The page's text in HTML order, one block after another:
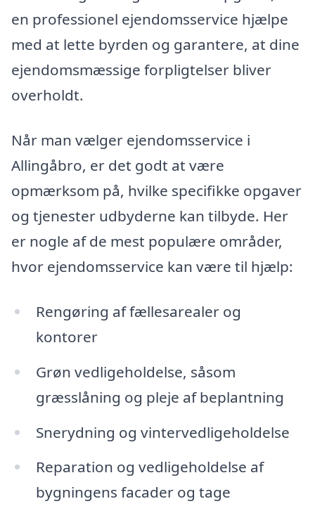
en professionel ejendomsservice hjælpe
med at lette byrden og garantere, at dine
ejendomsmæssige forpligtelser bliver
overholdt.
Når man vælger ejendomsservice i
Allingåbro, er det godt at være
opmærksom på, hvilke specifikke opgaver
og tjenester udbyderne kan tilbyde. Her
er nogle af de mest populære områder,
hvor ejendomsservice kan være til hjælp:
Rengøring af fællesarealer og
kontorer
Grøn vedligeholdelse, såsom
græsslåning og pleje af beplantning
Snerydning og vintervedligeholdelse
Reparation og vedligeholdelse af
bygningens facader og tage